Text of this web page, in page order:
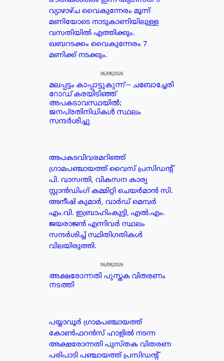
വ്യാഴാഴ്ച വൈകുന്നേരം മൂന്ന്
മണിയോടെ നാടുകാണിയിലുള്ള
വസതിയിൽ എത്തിക്കും.
ഖബറടക്കം വൈകുന്നേരം 7
മണിക്ക് നടക്കും.
06/08/2026
മലപ്പട്ടം കാപ്പാട്ടുകുന്ന് – ചബോച്ചേരി
റോഡ് കരയിടിഞ്ഞ്
അപകടാവസ്ഥയിൽ;
ജനപ്രതിനിധികൾ സ്ഥലം
സന്ദർശിച്ചു
അപകടവിവരമറിഞ്ഞ്
ഗ്രാമപഞ്ചായത്ത് വൈസ് പ്രസിഡന്റ്
പി. വാസന്തി, വികസന കാര്യ
സ്റ്റാൻഡിംഗ് കമ്മിറ്റി ചെയർമാൻ സി.
അനീഷ് കുമാർ, വാർഡ് മെമ്പർ
എം.വി. ഇബ്രാഹിംകുട്ടി, എൽ.എം.
ജയരാജൻ എന്നിവർ സ്ഥലം
സന്ദർശിച്ച് സ്ഥിതിഗതികൾ
വിലയിരുത്തി.
06/08/2026
അക്ഷരോന്നതി പുസ്തക വിതരണം
നടത്തി
പയ്യാവൂർ ഗ്രാമപഞ്ചായത്ത്
കോൺഫറൻസ് ഹാളിൽ നടന്ന
അക്ഷരോന്നതി പുസ്തക വിതരണ
പരിപാടി പഞ്ചായത്ത് പ്രസിഡൻ്റ്